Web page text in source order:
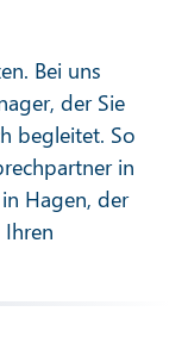
Bei uns
der Sie
begleitet. So
in
Hagen, der